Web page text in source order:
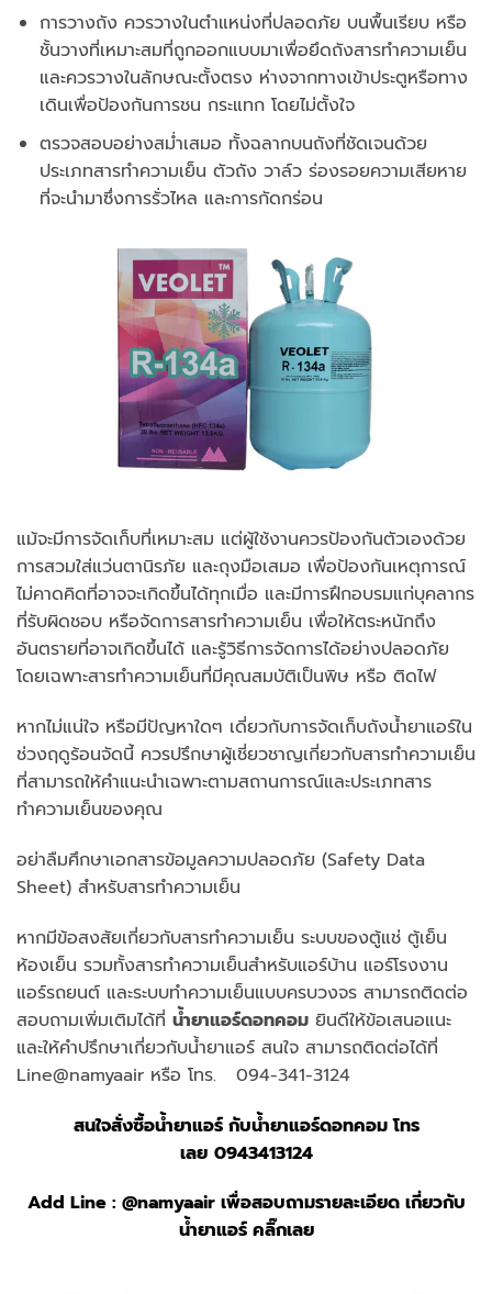
การวางถัง ควรวางในตำแหน่งที่ปลอดภัย บนพื้นเรียบ หรือ
ชั้นวางที่เหมาะสมที่ถูกออกแบบมาเพื่อยึดถังสารทำความเย็น
และควรวางในลักษณะตั้งตรง ห่างจากทางเข้าประตูหรือทาง
เดินเพื่อป้องกันการชน กระแทก โดยไม่ตั้งใจ
ตรวจสอบอย่างสม่ำเสมอ ทั้งฉลากบนถังที่ชัดเจนด้วย
ประเภทสารทำความเย็น ตัวถัง วาล์ว ร่องรอยความเสียหาย
ที่จะนำมาซึ่งการรั่วไหล และการกัดกร่อน
แม้จะมีการจัดเก็บที่เหมาะสม แต่ผู้ใช้งานควรป้องกันตัวเองด้วย
การสวมใส่แว่นตานิรภัย และถุงมือเสมอ เพื่อป้องกันเหตุการณ์
ไม่คาดคิดที่อาจจะเกิดขึ้นได้ทุกเมื่อ และมีการฝึกอบรมแก่บุคลากร
ที่รับผิดชอบ หรือจัดการสารทำความเย็น เพื่อให้ตระหนักถึง
อันตรายที่อาจเกิดขึ้นได้ และรู้วิธีการจัดการได้อย่างปลอดภัย
โดยเฉพาะสารทำความเย็นที่มีคุณสมบัติเป็นพิษ หรือ ติดไฟ
หากไม่แน่ใจ หรือมีปัญหาใดๆ เดี่ยวกับการจัดเก็บถังน้ำยาแอร์ใน
ช่วงฤดูร้อนจัดนี้ ควรปรึกษาผู้เชี่ยวชาญเกี่ยวกับสารทำความเย็น
ที่สามารถให้คำแนะนำเฉพาะตามสถานการณ์และประเภทสาร
ทำความเย็นของคุณ
อย่าลืมศึกษาเอกสารข้อมูลความปลอดภัย (Safety Data
Sheet) สำหรับสารทำความเย็น
หากมีข้อสงสัยเกี่ยวกับสารทำความเย็น ระบบของตู้แช่ ตู้เย็น
ห้องเย็น รวมทั้งสารทำความเย็นสำหรับแอร์บ้าน แอร์โรงงาน
แอร์รถยนต์ และระบบทำความเย็นแบบครบวงจร สามารถติดต่อ
สอบถามเพิ่มเติมได้ที่ น้ำยาแอร์ดอทคอม ยินดีให้ข้อเสนอแนะ
และให้คำปรึกษาเกี่ยวกับน้ำยาแอร์ สนใจ สามารถติดต่อได้ที่
Line@namyaair หรือ โทร. 094-341-3124
สนใจสั่งซื้อน้ำยาแอร์ กับน้ำยาแอร์ดอทคอมโทร
เลย 0943413124
Add Line : @namyaairเพื่อสอบถามรายละเอียด เกี่ยวกับ
น้ำยาแอร์ คลิ๊กเลย